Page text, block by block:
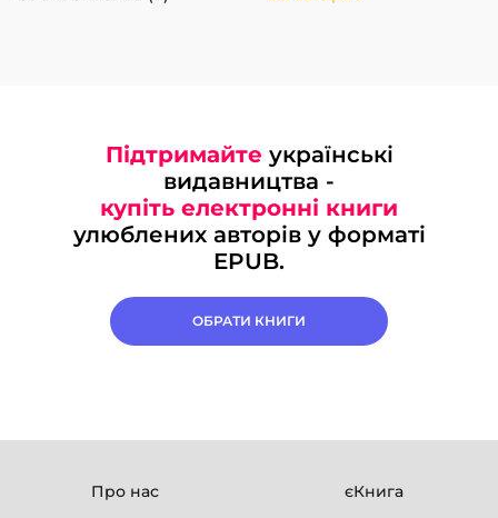
Підтримайте українські
видавництва -
купіть електронні книги
улюблених авторів у форматі
EPUB.
ОБРАТИ КНИГИ
Про нас
єКнига